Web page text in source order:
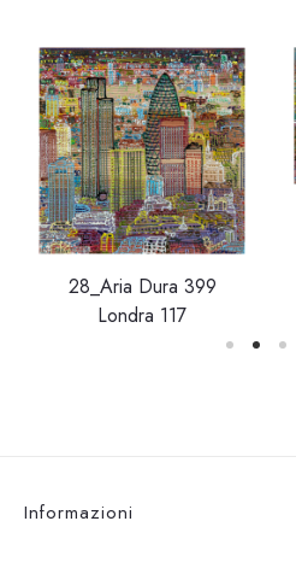
28_Aria Dura 399
Londra 117
Informazioni